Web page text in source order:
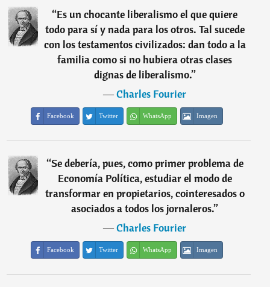
“Es un chocante liberalismo el que quiere
todo para sí y nada para los otros. Tal sucede
con los testamentos civilizados: dan todo a la
familia como si no hubiera otras clases
dignas de liberalismo.”
―Charles Fourier
Facebook Twitter WhatsApp Imagen
“Se debería, pues, como primer problema de
Economía Política, estudiar el modo de
transformar en propietarios, cointeresados o
asociados a todos los jornaleros.”
―Charles Fourier
Facebook Twitter WhatsApp Imagen